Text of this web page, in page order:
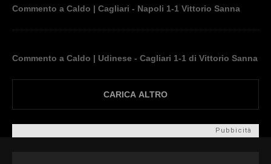
Commento a Caldo | Cagliari - Napoli 1-1 Vittorio Sanna
Commento a Caldo | Udinese - Cagliari 1-1 di Vittorio Sanna
CARICA ALTRO
Pubbicità